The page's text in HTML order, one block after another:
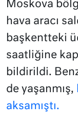
Moskova
hava aracı
başkentteki
saatliğine
bildirildi.
de yaşanmış,
aksamıştı.